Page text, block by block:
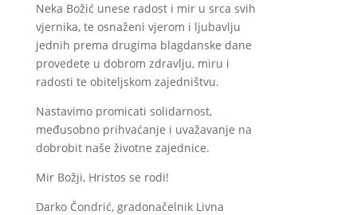
Neka Božić unese radost i mir u srca svih
vjernika, te osnaženi vjerom i ljubavlju
jednih prema drugima blagdanske dane
provedete u dobrom zdravlju, miru i
radosti te obiteljskom zajedništvu.
Nastavimo promicati solidarnost,
međusobno prihvaćanje i uvažavanje na
dobrobit naše životne zajednice.
Mir Božji, Hristos se rodi!
Darko Čondrić, gradonačelnik Livna